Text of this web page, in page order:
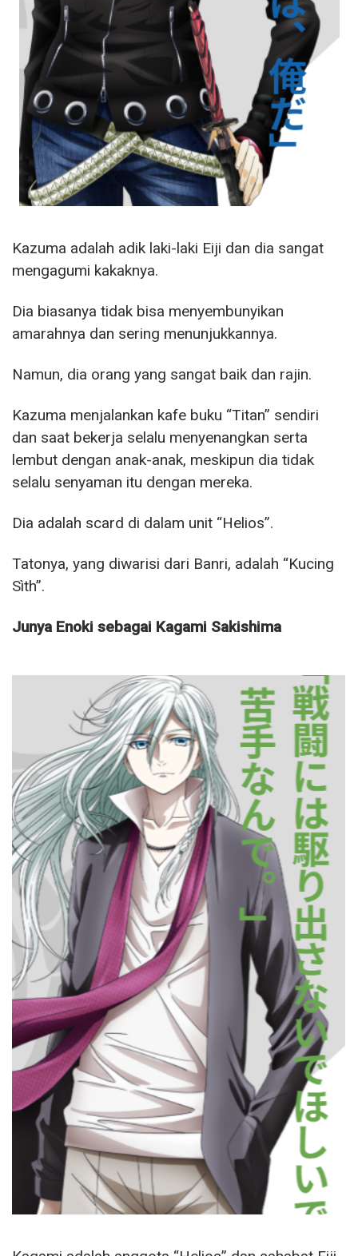
Kazuma adalah adik laki-laki Eiji dan dia sangat
mengagumi kakaknya.
Dia biasanya tidak bisa menyembunyikan
amarahnya dan sering menunjukkannya.
Namun, dia orang yang sangat baik dan rajin.
Kazuma menjalankan kafe buku “Titan” sendiri
dan saat bekerja selalu menyenangkan serta
lembut dengan anak-anak, meskipun dia tidak
selalu senyaman itu dengan mereka.
Dia adalah scard di dalam unit “Helios”.
Tatonya, yang diwarisi dari Banri, adalah “Kucing
Sìth”.
Junya Enoki sebagai Kagami Sakishima